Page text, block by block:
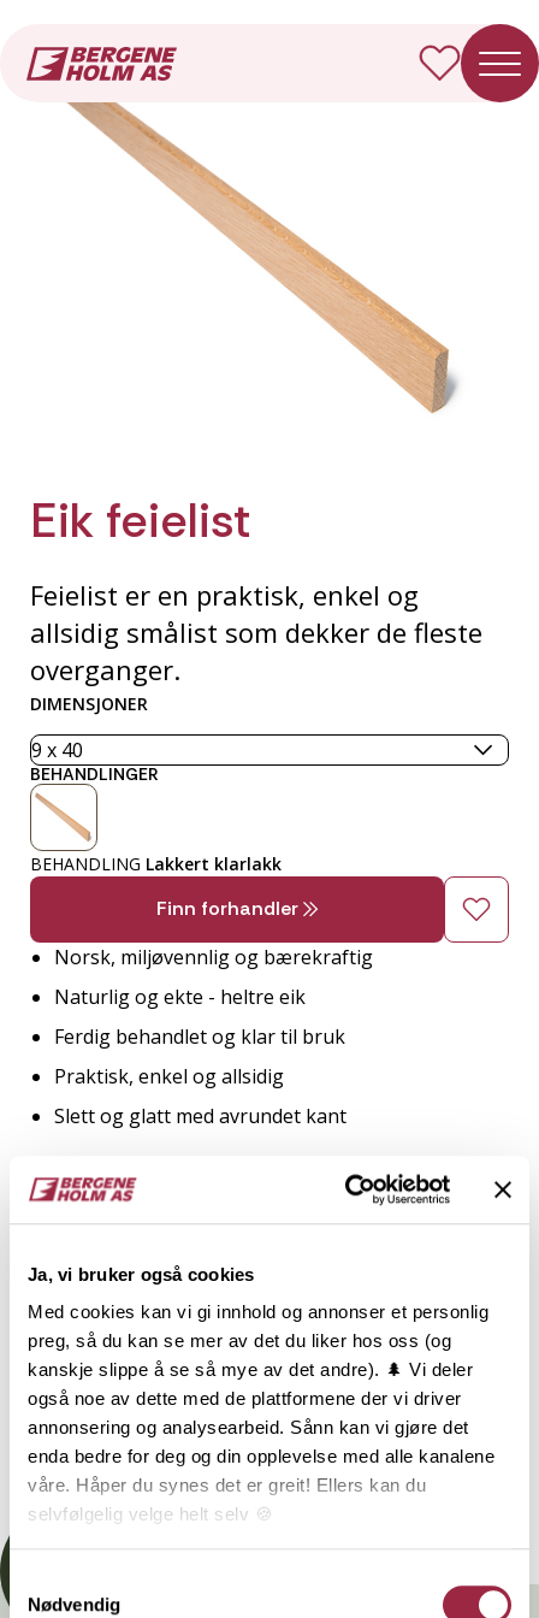
Ja, vi bruker også cookies
Med cookies kan vi gi innhold og annonser et personlig
preg, så du kan se mer av det du liker hos oss (og
kanskje slippe å se så mye av det andre). 🌲 Vi deler
også noe av dette med de plattformene der vi driver
annonsering og analysearbeid. Sånn kan vi gjøre det
enda bedre for deg og din opplevelse med alle kanalene
våre. Håper du synes det er greit! Ellers kan du
selvfølgelig velge helt selv 🍪
Nødvendig
Eik feielist
Feielist er en praktisk, enkel og
allsidig smålist som dekker de fleste
overganger.
DIMENSJONER
BEHANDLINGER
BEHANDLING Lakkert klarlakk
Finn forhandler
Norsk, miljøvennlig og bærekraftig
Naturlig og ekte - heltre eik
Ferdig behandlet og klar til bruk
Praktisk, enkel og allsidig
Slett og glatt med avrundet kant
TRESLAG ENDEPLØY
NOBB VARETYPE
54185392
Dokumentasjon